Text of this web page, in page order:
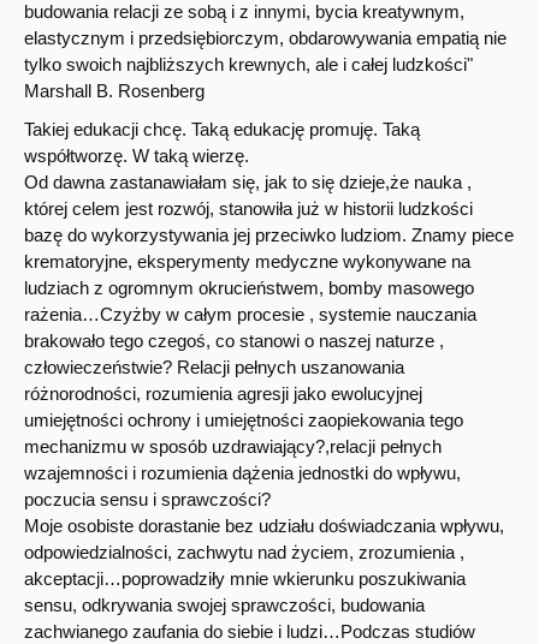
budowania relacji ze sobą i z innymi, bycia kreatywnym,
elastycznym i przedsiębiorczym, obdarowywania empatią nie
tylko swoich najbliższych krewnych, ale i całej ludzkości"
Marshall B. Rosenberg
Takiej edukacji chcę. Taką edukację promuję. Taką
współtworzę. W taką wierzę.
Od dawna zastanawiałam się, jak to się dzieje,że nauka ,
której celem jest rozwój, stanowiła już w historii ludzkości
bazę do wykorzystywania jej przeciwko ludziom. Znamy piece
krematoryjne, eksperymenty medyczne wykonywane na
ludziach z ogromnym okrucieństwem, bomby masowego
rażenia…Czyżby w całym procesie , systemie nauczania
brakowało tego czegoś, co stanowi o naszej naturze ,
człowieczeństwie? Relacji pełnych uszanowania
różnorodności, rozumienia agresji jako ewolucyjnej
umiejętności ochrony i umiejętności zaopiekowania tego
mechanizmu w sposób uzdrawiający?,relacji pełnych
wzajemności i rozumienia dążenia jednostki do wpływu,
poczucia sensu i sprawczości?
Moje osobiste dorastanie bez udziału doświadczania wpływu,
odpowiedzialności, zachwytu nad życiem, zrozumienia ,
akceptacji…poprowadziły mnie wkierunku poszukiwania
sensu, odkrywania swojej sprawczości, budowania
zachwianego zaufania do siebie i ludzi…Podczas studiów